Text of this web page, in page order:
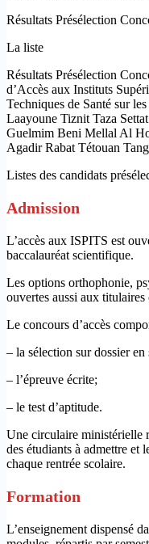
Résultats Présélection
La liste
Résultats Présélection
d’Accès aux Instituts
Techniques de Santé sur
Laayoune Tiznit Taza
Guelmim Beni Mellal Al
Agadir Rabat Tétouan
Listes des candidats
Admis​sion
L’accès aux ISPITS est
baccalauréat scientifique.
Les options orthophonie,
ouvertes aussi aux
Le concours d’accès
– la sélection sur dossier
– l’épreuve écrite;
– le test d’aptitude.
Une circulaire ministérielle
des étudiants à admettre
chaque rentrée scolaire.
Formation
L’enseignement dispensé